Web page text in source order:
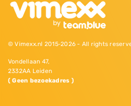
© Vimexx.nl 2015‐2026 - All rights
Vondellaan 47,
2332AA Leiden
( Geen bezoekadres )